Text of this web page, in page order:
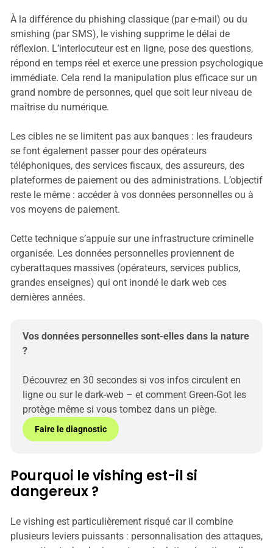
À la différence du phishing classique (par e-mail) ou du
smishing (par SMS), le vishing supprime le délai de
réflexion. L’interlocuteur est en ligne, pose des questions,
répond en temps réel et exerce une pression psychologique
immédiate. Cela rend la manipulation plus efficace sur un
grand nombre de personnes, quel que soit leur niveau de
maîtrise du numérique.
Les cibles ne se limitent pas aux banques : les fraudeurs
se font également passer pour des opérateurs
téléphoniques, des services fiscaux, des assureurs, des
plateformes de paiement ou des administrations. L’objectif
reste le même : accéder à vos données personnelles ou à
vos moyens de paiement.
Cette technique s’appuie sur une infrastructure criminelle
organisée. Les données personnelles proviennent de
cyberattaques massives (opérateurs, services publics,
grandes enseignes) qui ont inondé le dark web ces
dernières années.
Vos données personnelles sont-elles dans la nature
?
Découvrez en 30 secondes si vos infos circulent en
ligne ou sur le dark-web – et comment Green-Got les
protège même si vous tombez dans un piège.
Faire le diagnostic
Pourquoi le vishing est-il si
dangereux ?
Le vishing est particulièrement risqué car il combine
plusieurs leviers puissants : personnalisation des attaques,